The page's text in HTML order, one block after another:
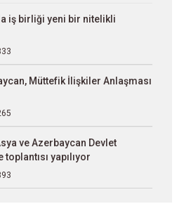
iş birliği yeni bir nitelikli
Müttefik İlişkiler Anlaşması
ve Azerbaycan Devlet
yapılıyor